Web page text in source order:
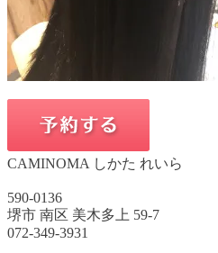
CAMINOMA しかた れいら
590-0136
堺市 南区 美木多上 59-7
072-349-3931